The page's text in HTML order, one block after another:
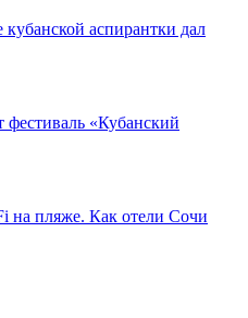
аспирантки дал
фестиваль «Кубанский
на пляже. Как отели Сочи